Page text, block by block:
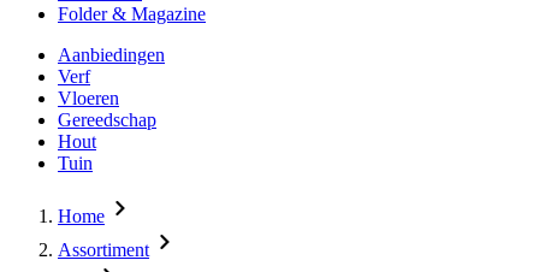
Folder & Magazine
Aanbiedingen
Verf
Vloeren
Gereedschap
Hout
Tuin
Home
Assortiment